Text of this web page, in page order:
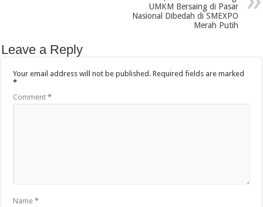
UMKM Bersaing di Pasar
Nasional Dibedah di SMEXPO
Merah Putih
Leave a Reply
Your email address will not be published. Required fields are marked
*
Comment*
Name*